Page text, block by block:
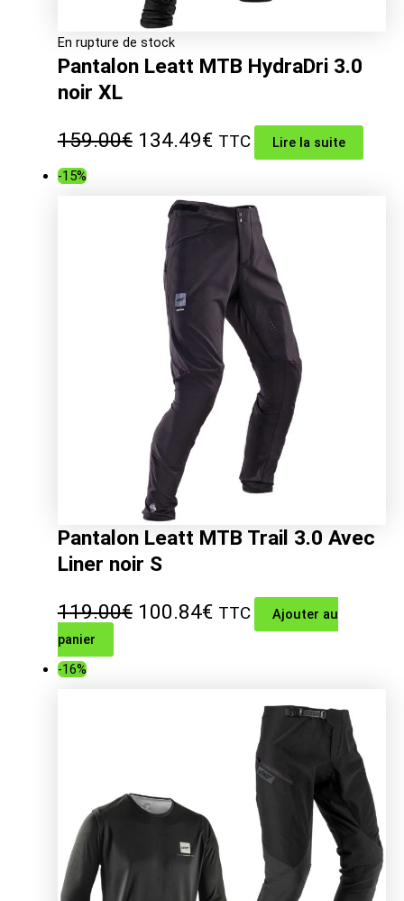
En rupture de stock
Pantalon Leatt MTB HydraDri 3.0
noir XL
159.00€ Le
initial
était :
159.00€.
134.49€Le
actuel
est :
134.49€.
TTC Lire la suite
-15%
Pantalon Leatt MTB Trail 3.0 Avec
Liner noir S
119.00€ Le
100.84€Le
100.84€.
TTC
Ajouter au
panier
-16%